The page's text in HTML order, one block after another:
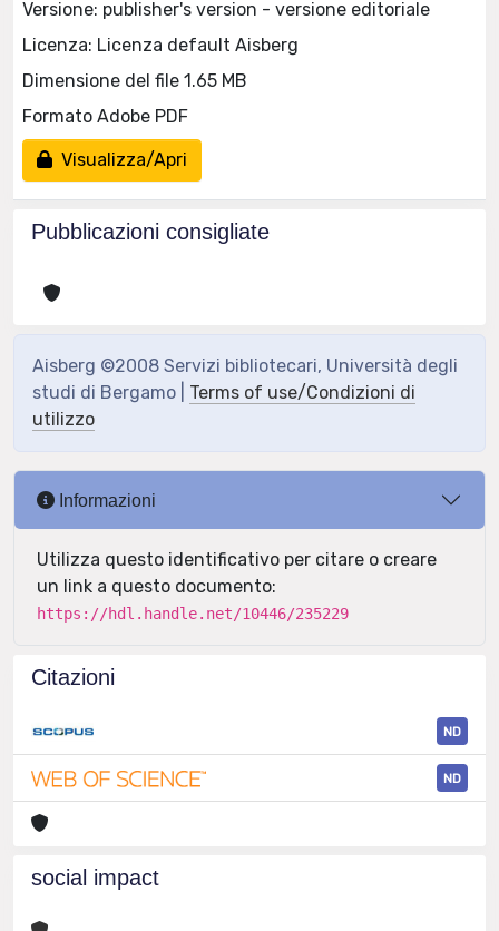
Versione: publisher's version - versione editoriale
Licenza: Licenza default Aisberg
Dimensione del file 1.65 MB
Formato Adobe PDF
Visualizza/Apri
Pubblicazioni consigliate
Aisberg ©2008 Servizi bibliotecari, Università degli
studi di Bergamo | Terms of use/Condizioni di
utilizzo
Informazioni
Utilizza questo identificativo per citare o creare
un link a questo documento:
https://hdl.handle.net/10446/235229
Citazioni
ND
ND
social impact